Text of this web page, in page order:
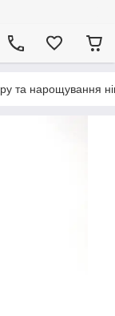
та нарощування